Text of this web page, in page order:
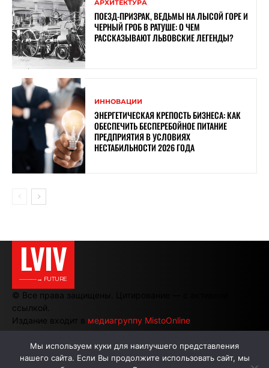
АРХИТЕКТУРА
ПОЕЗД-ПРИЗРАК, ВЕДЬМЫ НА ЛЫСОЙ ГОРЕ И
ЧЕРНЫЙ ГРОБ В РАТУШЕ: О ЧЕМ
РАССКАЗЫВАЮТ ЛЬВОВСКИЕ ЛЕГЕНДЫ?
ИННОВАЦИИ
ЭНЕРГЕТИЧЕСКАЯ КРЕПОСТЬ БИЗНЕСА: КАК
ОБЕСПЕЧИТЬ БЕСПЕРЕБОЙНОЕ ПИТАНИЕ
ПРЕДПРИЯТИЯ В УСЛОВИЯХ
НЕСТАБИЛЬНОСТИ 2026 ГОДА
LVIV
———→ FUTURE
© Все права защищены. Цитирование — с активной
ссылкой.
Издание входит в медиагруппу MistoOnline
АВТОРЫ РЕКЛАМА НА САЙТЕ
Мы используем куки для наилучшего представления
нашего сайта. Если Вы продолжите использовать сайт, мы